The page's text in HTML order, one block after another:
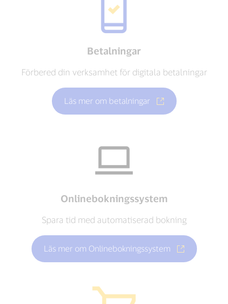
Betalningar
Förbered din verksamhet för digitala betalningar
Läs mer om betalningar
Onlinebokningssystem
Spara tid med automatiserad bokning
Läs mer om Onlinebokningssystem